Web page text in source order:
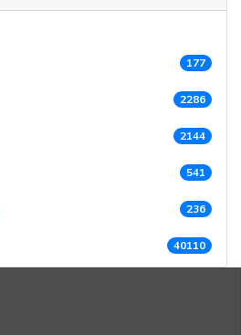
177
2286
2144
541
236
40110